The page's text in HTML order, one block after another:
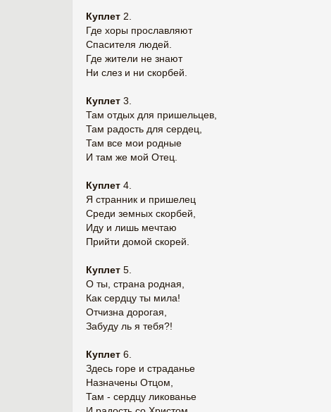
Куплет 2.
Где хоры прославляют
Спасителя людей.
Где жители не знают
Ни слез и ни скорбей.
Куплет 3.
Там отдых для пришельцев,
Там радость для сердец,
Там все мои родные
И там же мой Отец.
Куплет 4.
Я странник и пришелец
Среди земных скорбей,
Иду и лишь мечтаю
Прийти домой скорей.
Куплет 5.
О ты, страна родная,
Как сердцу ты мила!
Отчизна дорогая,
Забуду ль я тебя?!
Куплет 6.
Здесь горе и страданье
Назначены Отцом,
Там - сердцу ликованье